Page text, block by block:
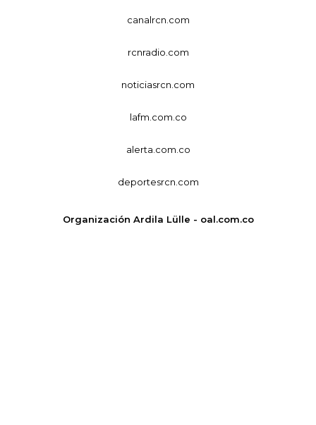
canalrcn.com
rcnradio.com
noticiasrcn.com
lafm.com.co
alerta.com.co
deportesrcn.com
Organización Ardila Lülle - oal.com.co